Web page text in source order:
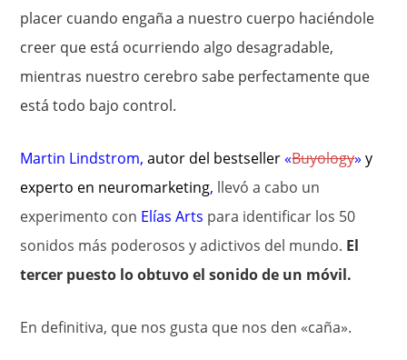
placer cuando engaña a nuestro cuerpo haciéndole
creer que está ocurriendo algo desagradable,
mientras nuestro cerebro sabe perfectamente que
está todo bajo control.
Martin Lindstrom,autor del bestseller«Buyology»y
experto en neuromarketing, llevó a cabo un
experimento con Elías Arts para identificar los 50
sonidos más poderosos y adictivos del mundo. El
tercer puesto lo obtuvo el sonido de un móvil.
En definitiva, que nos gusta que nos den «caña».